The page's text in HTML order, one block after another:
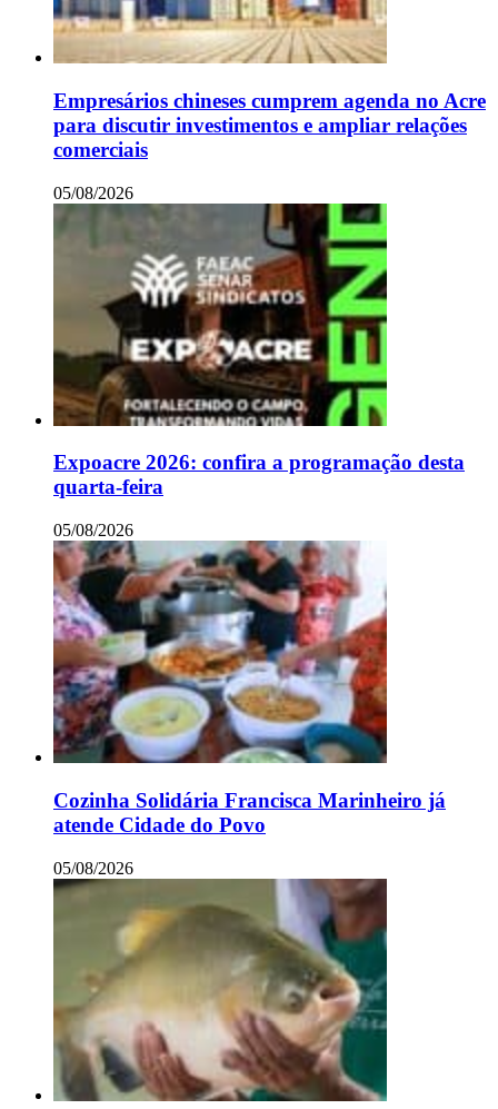
Empresários chineses cumprem agenda no Acre
para discutir investimentos e ampliar relações
comerciais
05/08/2026
Expoacre 2026: confira a programação desta
quarta-feira
05/08/2026
Cozinha Solidária Francisca Marinheiro já
atende Cidade do Povo
05/08/2026